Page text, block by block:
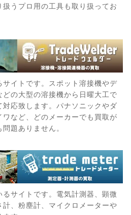
うプロ用の工具も取り扱ってお
イトです。スポット溶接機やデ
どの大型の溶接機から日曜大工で
応致します。パナソニックやダ
など、どのメーカーでも買取が
題ありません。
サイトです。電気計測器、顕微
、粉塵計、マイクロメーターや